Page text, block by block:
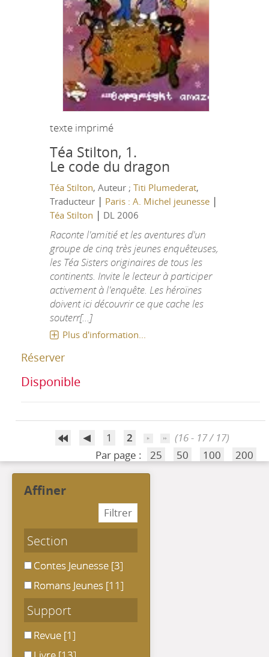
texte imprimé
Téa Stilton, 1.
Le code du dragon
Téa Stilton, Auteur ; Titi Plumederat,
Traducteur | Paris : A. Michel jeunesse|
Téa Stilton | DL 2006
Raconte l'amitié et les aventures d'un
groupe de cinq très jeunes enquêteuses,
les Téa Sisters originaires de tous les
continents. Invite le lecteur à participer
activement à l'enquête. Les héroïnes
doivent ici découvrir ce que cache les
souterr[...]
Plus d'information...
Réserver
Disponible
1 2
(16 - 17 / 17)
Par page :
25 50 100 200
affiner
Section
Contes Jeunesse
Contes Jeunesse [3]
Romans Jeunes
Romans Jeunes [11]
Support
Revue
Revue [1]